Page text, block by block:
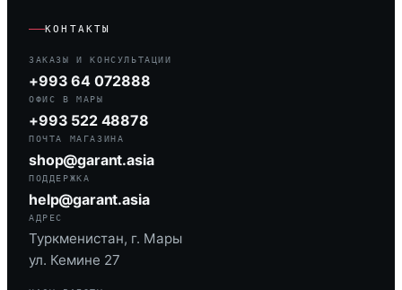
КОНТАКТЫ
ЗАКАЗЫ И КОНСУЛЬТАЦИИ
+993 64 072888
ОФИС В МАРЫ
+993 522 48878
ПОЧТА МАГАЗИНА
shop@garant.asia
ПОДДЕРЖКА
help@garant.asia
АДРЕС
Туркменистан, г. Мары
ул. Кемине 27